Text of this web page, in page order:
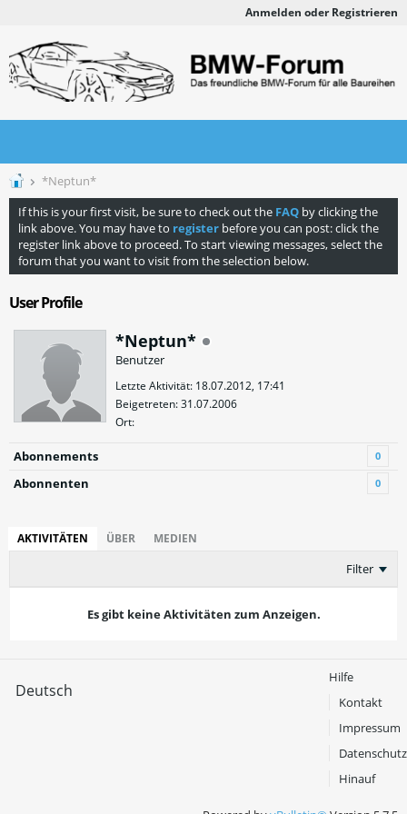
Anmelden oder Registrieren
*Neptun*
If this is your first visit, be sure to check out the FAQ by clicking the
link above. You may have to register before you can post: click the
register link above to proceed. To start viewing messages, select the
forum that you want to visit from the selection below.
User Profile
*Neptun*
Benutzer
Letzte Aktivität: 18.07.2012, 17:41
Beigetreten: 31.07.2006
Ort:
Abonnements 0
Abonnenten 0
AKTIVITÄTEN ÜBER MEDIEN
Filter
Es gibt keine Aktivitäten zum Anzeigen.
Deutsch
Hilfe
Kontakt
Impressum
Datenschutz
Hinauf